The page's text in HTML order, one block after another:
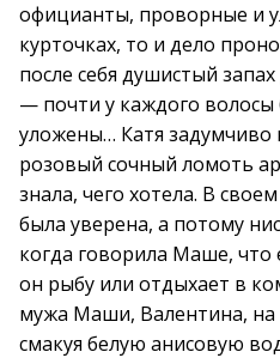
официанты, проворные и
курточках, то и дело
после себя душистый
— почти у каждого
уложены… Катя задумчиво
розовый сочный ломоть
знала, чего хотела. В
была уверена, а потому
когда говорила Маше, что
он рыбу или отдыхает в
мужа Маши, Валентина, на
смакуя белую анисовую